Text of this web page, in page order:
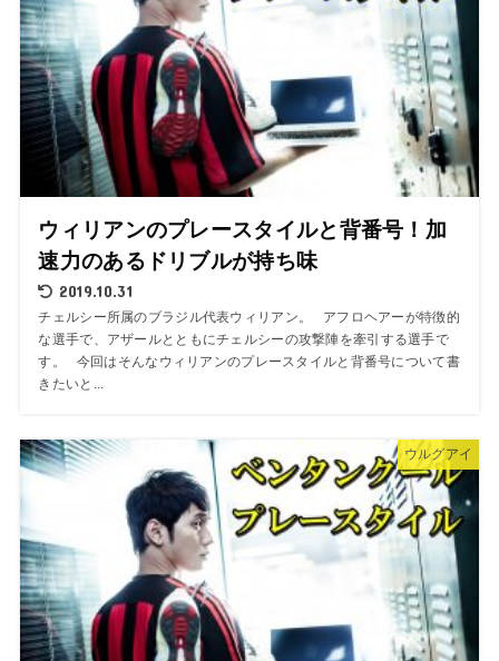
ウィリアンのプレースタイルと背番号！加
速力のあるドリブルが持ち味
2019.10.31
チェルシー所属のブラジル代表ウィリアン。 アフロヘアーが特徴的
な選手で、アザールとともにチェルシーの攻撃陣を牽引する選手で
す。 今回はそんなウィリアンのプレースタイルと背番号について書
きたいと...
ウルグアイ